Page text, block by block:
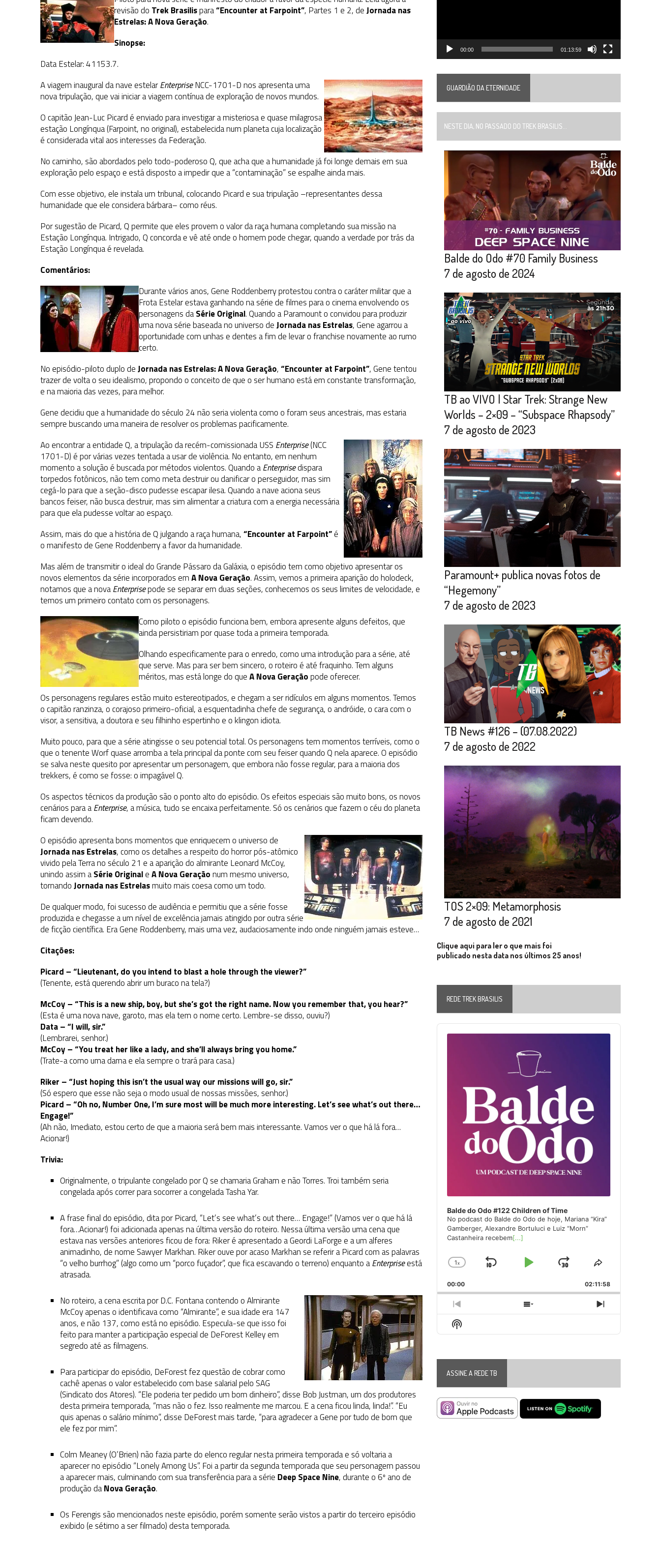
31 DE JULHO DE 2026 GRANDES JORNADAS | QUATRO EPISÓDIOS DESTAR TREKSOBRE DIFERENTES PONTOS DE VISTA
31 DE JULHO DE 2026 | BOX DELUXE DO ANO 5 DACOLEÇÃO TREK BRASILIS
6 DE AGOSTO DE 2026 NOVA TEMPORADA DE
revisão do Trek Brasilispara“Encounter at Farpoint”, Partes 1 e 2, deJornada nas
Estrelas: A Nova Geração.
Sinopse:
Data Estelar: 41153.7.
A viagem inaugural da nave estelarEnterpriseNCC-1701-D nos apresenta uma
nova tripulação, que vai iniciar a viagem contínua de exploração de novos mundos.
O capitão Jean-Luc Picard é enviado para investigar a misteriosa e quase milagrosa
estação Longínqua (Farpoint, no original), estabelecida num planeta cuja localização
é considerada vital aos interesses da Federação.
No caminho, são abordados pelo todo-poderoso Q, que acha que a humanidade já foi longe demais em sua
exploração pelo espaço e está disposto a impedir que a “contaminação” se espalhe ainda mais.
Com esse objetivo, ele instala um tribunal, colocando Picard e sua tripulação –representantes dessa
humanidade que ele considera bárbara– como réus.
Por sugestão de Picard, Q permite que eles provem o valor da raça humana completando sua missão na
Estação Longínqua. Intrigado, Q concorda e vê até onde o homem pode chegar, quando a verdade por trás da
Estação Longínqua é revelada.
Comentários:
Durante vários anos, Gene Roddenberry protestou contra o caráter militar que a
Frota Estelar estava ganhando na série de filmes para o cinema envolvendo os
personagens daSérie Original. Quando a Paramount o convidou para produzir
uma nova série baseada no universo deJornada nas Estrelas, Gene agarrou a
oportunidade com unhas e dentes a fim de levar o franchise novamente ao rumo
certo.
No episódio-piloto duplo deJornada nas Estrelas: A Nova Geração,“Encounter at Farpoint”, Gene tentou
trazer de volta o seu idealismo, propondo o conceito de que o ser humano está em constante transformação,
e na maioria das vezes, para melhor.
Gene decidiu que a humanidade do século 24 não seria violenta como o foram seus ancestrais, mas estaria
sempre buscando uma maneira de resolver os problemas pacificamente.
Ao encontrar a entidade Q, a tripulação da recém-comissionada USS Enterprise(NCC
1701-D) é por várias vezes tentada a usar de violência. No entanto, em nenhum
momento a solução é buscada por métodos violentos. Quando aEnterprisedispara
torpedos fotônicos, não tem como meta destruir ou danificar o perseguidor, mas sim
cegá-lo para que a seção-disco pudesse escapar ilesa. Quando a nave aciona seus
bancos feiser, não busca destruir, mas sim alimentar a criatura com a energia necessária
para que ela pudesse voltar ao espaço.
Assim, mais do que a história de Q julgando a raça humana,“Encounter at Farpoint”é
o manifesto de Gene Roddenberry a favor da humanidade.
Mas além de transmitir o ideal do Grande Pássaro da Galáxia, o episódio tem como objetivo apresentar os
novos elementos da série incorporados emA Nova Geração. Assim, vemos a primeira aparição do holodeck,
notamos que a novaEnterprisepode se separar em duas seções, conhecemos os seus limites de velocidade, e
temos um primeiro contato com os personagens.
Como piloto o episódio funciona bem, embora apresente alguns defeitos, que
ainda persistiriam por quase toda a primeira temporada.
Olhando especificamente para o enredo, como uma introdução para a série, até
que serve. Mas para ser bem sincero, o roteiro é até fraquinho. Tem alguns
méritos, mas está longe do queA Nova Geraçãopode oferecer.
Os personagens regulares estão muito estereotipados, e chegam a ser ridículos em alguns momentos. Temos
o capitão ranzinza, o corajoso primeiro-oficial, a esquentadinha chefe de segurança, o andróide, o cara com o
visor, a sensitiva, a doutora e seu filhinho espertinho e o klingon idiota.
Muito pouco, para que a série atingisse o seu potencial total. Os personagens tem momentos terríveis, como o
que o tenente Worf quase arromba a tela principal da ponte com seu feiser quando Q nela aparece. O episódio
se salva neste quesito por apresentar um personagem, que embora não fosse regular, para a maioria dos
trekkers, é como se fosse: o impagável Q.
Os aspectos técnicos da produção são o ponto alto do episódio. Os efeitos especiais são muito bons, os novos
cenários para aEnterprise, a música, tudo se encaixa perfeitamente. Só os cenários que fazem o céu do planeta
ficam devendo.
O episódio apresenta bons momentos que enriquecem o universo de
Jornada nas Estrelas, como os detalhes a respeito do horror pós-atômico
vivido pela Terra no século 21 e a aparição do almirante Leonard McCoy,
unindo assim aSérie OriginaleA Nova Geraçãonum mesmo universo,
tornandoJornada nas Estrelasmuito mais coesa como um todo.
De qualquer modo, foi sucesso de audiência e permitiu que a série fosse
produzida e chegasse a um nível de excelência jamais atingido por outra série
de ficção científica. Era Gene Roddenberry, mais uma vez, audaciosamente indo onde ninguém jamais esteve…
Citações:
Picard – “Lieutenant, do you intend to blast a hole through the viewer?”
(Tenente, está querendo abrir um buraco na tela?)
McCoy – “This is a new ship, boy, but she’s got the right name. Now you remember that, you hear?”
(Esta é uma nova nave, garoto, mas ela tem o nome certo. Lembre-se disso, ouviu?)
Data – “I will, sir.”
(Lembrarei, senhor.)
McCoy – “You treat her like a lady, and she’ll always bring you home.”
(Trate-a como uma dama e ela sempre o trará para casa.)
Riker – “Just hoping this isn’t the usual way our missions will go, sir.”
(Só espero que esse não seja o modo usual de nossas missões, senhor.)
Picard – “Oh no, Number One, I’m sure most will be much more interesting. Let’s see what’s out there…
Engage!”
(Ah não, Imediato, estou certo de que a maioria será bem mais interessante. Vamos ver o que há lá fora…
Acionar!)
Trivia:
Originalmente, o tripulante congelado por Q se chamaria Graham e não Torres. Troi também seria
congelada após correr para socorrer a congelada Tasha Yar.
A frase final do episódio, dita por Picard, “Let’s see what’s out there… Engage!” (Vamos ver o que há lá
fora…Acionar!) foi adicionada apenas na última versão do roteiro. Nessa última versão uma cena que
estava nas versões anteriores ficou de fora: Riker é apresentado a Geordi LaForge e a um alferes
animadinho, de nome Sawyer Markhan. Riker ouve por acaso Markhan se referir a Picard com as palavras
“o velho burrhog” (algo como um “porco fuçador”, que fica escavando o terreno) enquanto aEnterpriseestá
atrasada.
No roteiro, a cena escrita por D.C. Fontana contendo o Almirante
McCoy apenas o identificava como “Almirante”, e sua idade era 147
anos, e não 137, como está no episódio. Especula-se que isso foi
feito para manter a participação especial de DeForest Kelley em
segredo até as filmagens.
Para participar do episódio, DeForest fez questão de cobrar como
cachê apenas o valor estabelecido com base salarial pelo SAG
(Sindicato dos Atores). “Ele poderia ter pedido um bom dinheiro”, disse Bob Justman, um dos produtores
desta primeira temporada, “mas não o fez. Isso realmente me marcou. E a cena ficou linda, linda!”. “Eu
quis apenas o salário mínimo”, disse DeForest mais tarde, “para agradecer a Gene por tudo de bom que
ele fez por mim”.
Colm Meaney (O’Brien) não fazia parte do elenco regular nesta primeira temporada e só voltaria a
aparecer no episódio “Lonely Among Us”. Foi a partir da segunda temporada que seu personagem passou
a aparecer mais, culminando com sua transferência para a série Deep Space Nine, durante o 6º ano de
produção daNova Geração.
Os Ferengis são mencionados neste episódio, porém somente serão vistos a partir do terceiro episódio
exibido (e sétimo a ser filmado) desta temporada.
00:00 01:13:59
GUARDIÃO DA ETERNIDADE
NESTE DIA, NO PASSADO DO TREK BRASILIS...
Balde do Odo #70 Family Business
7 de agosto de 2024
TB ao VIVO | Star Trek: Strange New
Worlds – 2×09 – “Subspace Rhapsody”
7 de agosto de 2023
Paramount+ publica novas fotos de
“Hegemony”
7 de agosto de 2023
TB News #126 – (07.08.2022)
7 de agosto de 2022
TOS 2×09: Metamorphosis
7 de agosto de 2021
Clique aqui para ler o que mais foi
publicado nesta data nos últimos 25 anos!
REDE TREK BRASILIS
Audio
Player
Balde do Odo #122 Children of Time
No podcast do Balde do Odo de hoje, Mariana “Kira”
Gamberger, Alexandre Bortuluci e Luiz “Morn”
Castanheira recebem[...]
Change
Rate
1x
Skip
Play
Jump
Forward
Share
Episode
00:00 02:11:58
Previous
Episode
Show
Next
Show
Podcast
ASSINE A REDE TB